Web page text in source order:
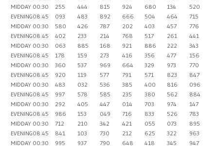
MIDDAY 00:30 255 444 815 924 680 134
520
EVENING08:45 093 483 892 666 504 464
715
MIDDAY 00:30 580 426 787 202 403 457
776
EVENING08:45 402 233 214 768 517 261
441
MIDDAY 00:30 063 885 168 921 886 222
343
EVENING08:45 178 159 273 416 356 477
156
MIDDAY 00:30 360 537 969 664 329 973
770
EVENING08:45 920 119 577 791 571 823
847
MIDDAY 00:30 483 032 536 385 400 816
096
EVENING08:45 997 578 585 235 380 562
884
MIDDAY 00:30 292 405 447 014 703 974
147
EVENING08:45 986 153 049 716 833 526
783
MIDDAY 00:30 712 210 342 421 055 073
895
EVENING08:45 841 103 730 212 625 322
963
MIDDAY 00:30 995 937 790 648 418 345
947